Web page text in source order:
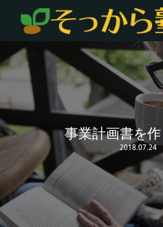
事業計画書を作
2018.07.24